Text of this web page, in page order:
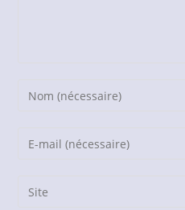
Enter
Enter
address
Saisir